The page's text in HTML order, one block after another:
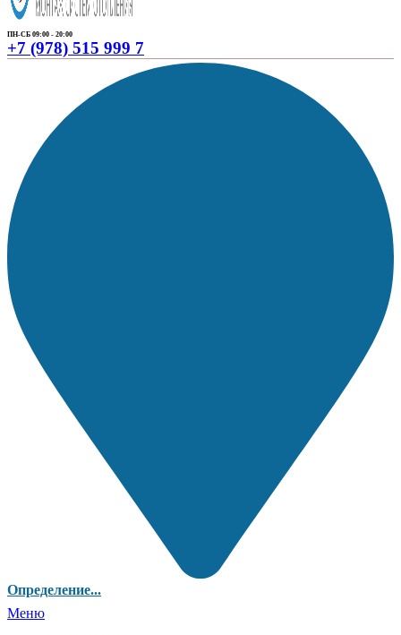
ПН-СБ 09:00 - 20:00
+7 (978) 515 999 7
Определение...
Меню